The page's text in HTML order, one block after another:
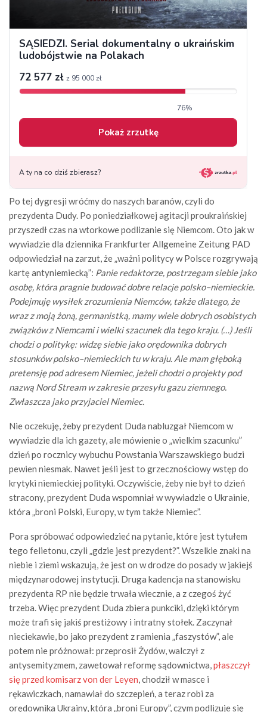
Po tej dygresji wróćmy do naszych baranów, czyli do
prezydenta Dudy. Po poniedziałkowej agitacji proukraińskiej
przyszedł czas na wtorkowe podlizanie się Niemcom. Oto jak w
wywiadzie dla dziennika Frankfurter Allgemeine Zeitung PAD
odpowiedział na zarzut, że „ważni politycy w Polsce rozgrywają
kartę antyniemiecką”: Panie redaktorze, postrzegam siebie jako
osobę, która pragnie budować dobre relacje polsko–niemieckie.
Podejmuję wysiłek zrozumienia Niemców, także dlatego, że
wraz z moją żoną, germanistką, mamy wiele dobrych osobistych
związków z Niemcami i wielki szacunek dla tego kraju. (…) Jeśli
chodzi o politykę: widzę siebie jako orędownika dobrych
stosunków polsko–niemieckich tu w kraju. Ale mam głęboką
pretensję pod adresem Niemiec, jeżeli chodzi o projekty pod
nazwą Nord Stream w zakresie przesyłu gazu ziemnego.
Zwłaszcza jako przyjaciel Niemiec.
Nie oczekuję, żeby prezydent Duda nabluzgał Niemcom w
wywiadzie dla ich gazety, ale mówienie o „wielkim szacunku”
dzień po rocznicy wybuchu Powstania Warszawskiego budzi
pewien niesmak. Nawet jeśli jest to grzecznościowy wstęp do
krytyki niemieckiej polityki. Oczywiście, żeby nie był to dzień
stracony, prezydent Duda wspomniał w wywiadzie o Ukrainie,
która „broni Polski, Europy, w tym także Niemiec”.
Pora spróbować odpowiedzieć na pytanie, które jest tytułem
tego felietonu, czyli „gdzie jest prezydent?”. Wszelkie znaki na
niebie i ziemi wskazują, że jest on w drodze do posady w jakiejś
międzynarodowej instytucji. Druga kadencja na stanowisku
prezydenta RP nie będzie trwała wiecznie, a z czegoś żyć
trzeba. Więc prezydent Duda zbiera punkciki, dzięki którym
może trafi się jakiś prestiżowy i intratny stołek. Zaczynał
nieciekawie, bo jako prezydent z ramienia „faszystów”, ale
potem nie próżnował: przeprosił Żydów, walczył z
antysemityzmem, zawetował reformę sądownictwa,płaszczył
się przed komisarz von der Leyen, chodził w masce i
rękawiczkach, namawiał do szczepień, a teraz robi za
orędownika Ukrainy, która „broni Europy”, czym podlizuje się